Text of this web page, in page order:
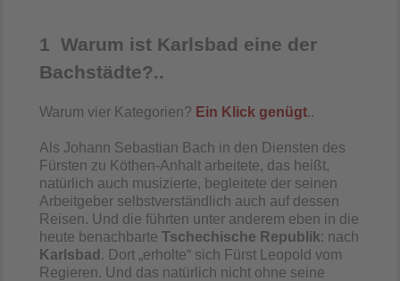
1 Warum ist Karlsbad eine der
Bachstädte?..
Warum vier Kategorien? Ein Klick genügt..
Als Johann Sebastian Bach in den Diensten des
Fürsten zu Köthen-Anhalt arbeitete, das heißt,
natürlich auch musizierte, begleitete der seinen
Arbeitgeber selbstverständlich auch auf dessen
Reisen. Und die führten unter anderem eben in die
heute benachbarte Tschechische Republik: nach
Karlsbad . Dort „erholte“ sich Fürst Leopold vom
Regieren. Und das natürlich nicht ohne seine